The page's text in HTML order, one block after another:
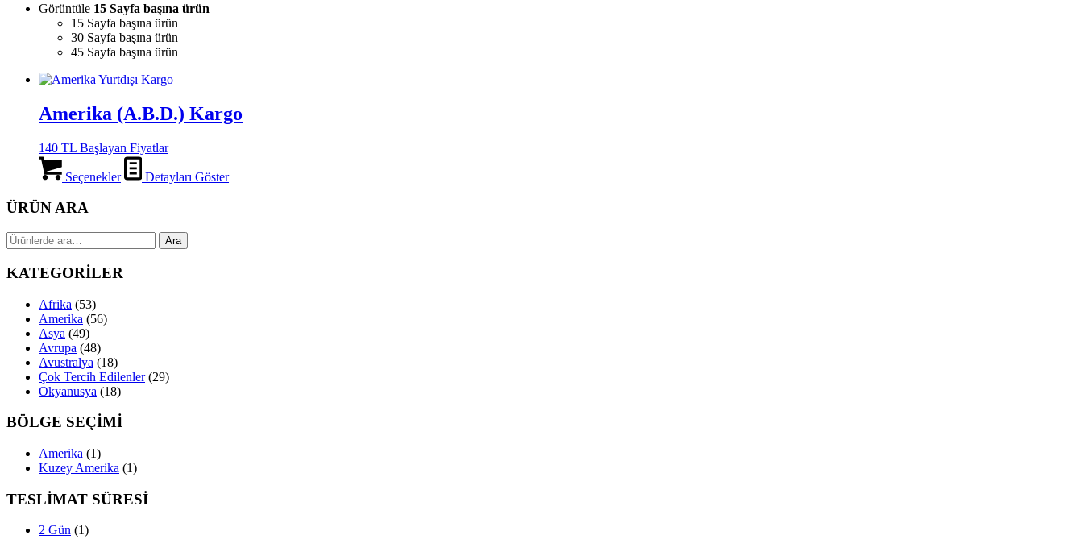
Görüntüle 15 Sayfa başına ürün
15 Sayfa başına ürün
30 Sayfa başına ürün
45 Sayfa başına ürün
Amerika (A.B.D.) Kargo
140 TL Başlayan Fiyatlar
Seçenekler Detayları Göster
ÜRÜN ARA
Ara: Ara
KATEGORİLER
Afrika (53)
Amerika (56)
Asya (49)
Avrupa (48)
Avustralya (18)
Çok Tercih Edilenler (29)
Okyanusya (18)
BÖLGE SEÇİMİ
Amerika (1)
Kuzey Amerika (1)
TESLİMAT SÜRESİ
2 Gün (1)